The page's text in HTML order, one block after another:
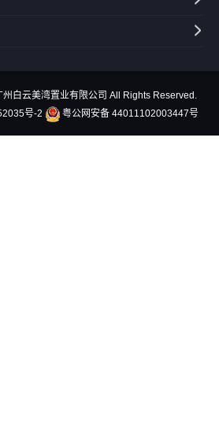
白云美湾置业有限公司 All Rights Reserved.
号-2 粤公网安备 44011102003447号